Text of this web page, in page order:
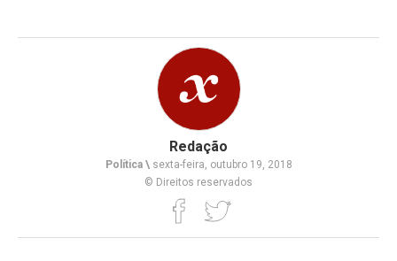
Redação
Política \sexta-feira, outubro 19, 2018
© Direitos reservados